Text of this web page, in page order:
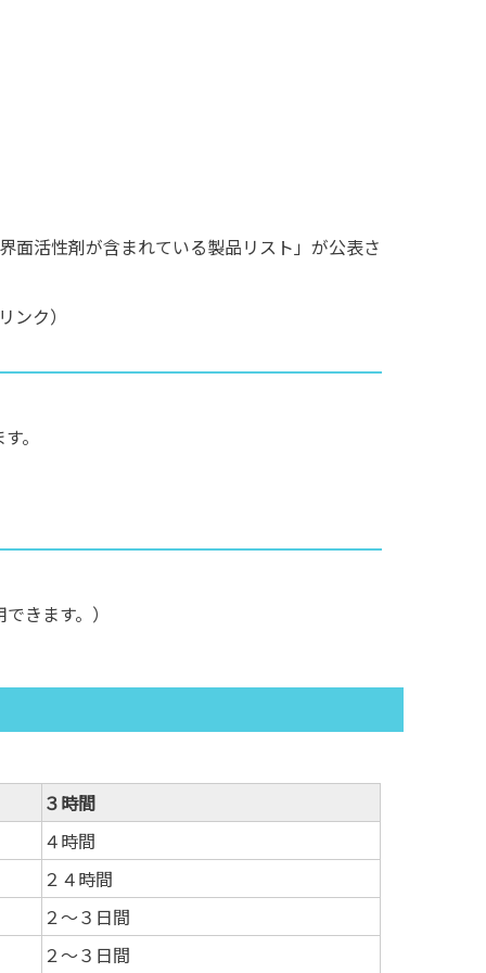
面活性剤が含まれている製品リスト」が公表さ
ンク）
。
きます。）
３時間
４時間
２４時間
２～３日間
２～３日間